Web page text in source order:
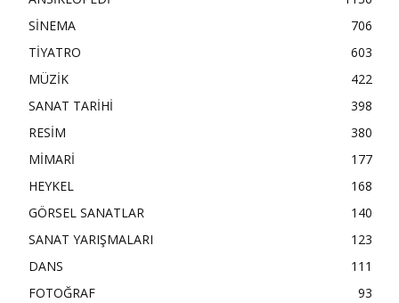
SİNEMA
706
TİYATRO
603
MÜZİK
422
SANAT TARİHİ
398
RESİM
380
MİMARİ
177
HEYKEL
168
GÖRSEL SANATLAR
140
SANAT YARIŞMALARI
123
DANS
111
FOTOĞRAF
93